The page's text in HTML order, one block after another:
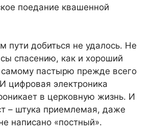
поедание квашенной
пути добиться не удалось. Не
спасению, как и хороший
самому пастырю прежде всего
цифровая электроника
в церковную жизнь. И
– штука приемлемая, даже
написано «постный».